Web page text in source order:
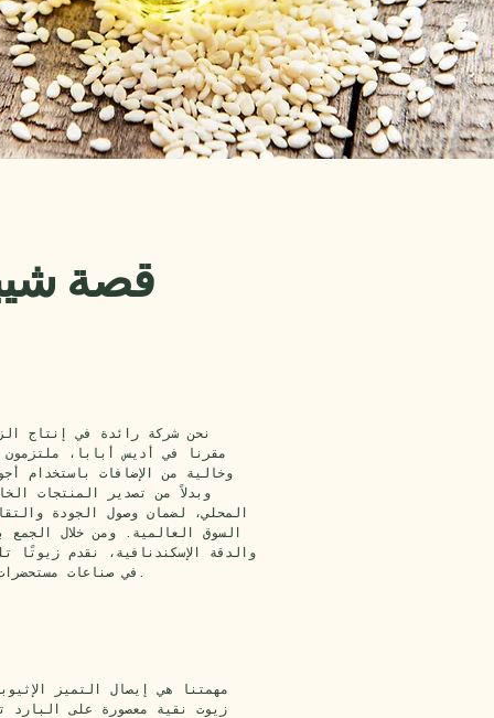
قصة
نحن شركة رائدة في إنتاج
مقرنا في أديس أبابا،
وخالية من الإضافات باستخدام
وبدلاً من تصدير المنتجات
المحلي، لضمان وصول الجودة
السوق العالمية. ومن خلال الجمع
والدقة الإسكندنافية، نقدم زيوتًا
في صناعات مستحضرات التجميل والعناية بالصحة.
مهمتنا هي إيصال التميز
زيوت نقية معصورة على البارد